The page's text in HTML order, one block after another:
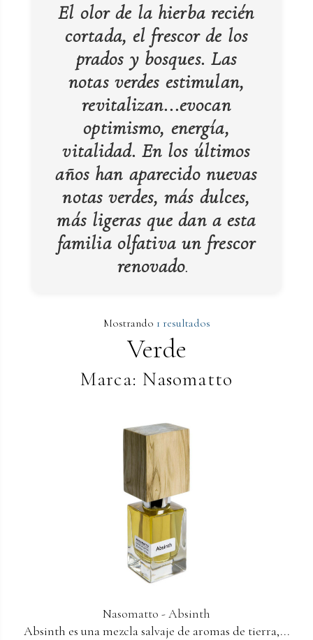
El olor de la hierba recién
cortada, el frescor de los
prados y bosques. Las
notas verdes estimulan,
revitalizan...evocan
optimismo, energía,
vitalidad. En los últimos
años han aparecido nuevas
notas verdes, más dulces,
más ligeras que dan a esta
familia olfativa un frescor
renovado.
Mostrando 1 resultados
Verde
Marca: Nasomatto
Nasomatto - Absinth
Absinth es una mezcla salvaje de aromas de tierra,...